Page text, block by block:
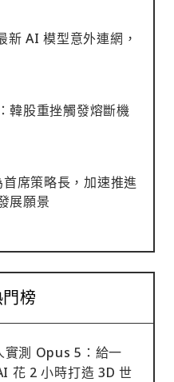
AI 模型意外連網，
韓股重挫觸發熔斷機
席策略長，加速推進
展願景
榜
測 Opus 5：給一
花 2 小時打造 3D 世